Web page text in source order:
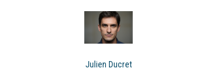
Julien Ducret